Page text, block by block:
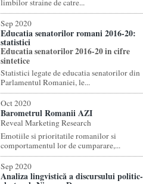
limbilor straine de catre...
Sep 2020
Educatia senatorilor romani 2016-20:
statistici
Educatia senatorilor 2016-20 in cifre
sintetice
Statistici legate de educatia senatorilor din
Parlamentul Romaniei, le...
Oct 2020
Barometrul Romanii AZI
Reveal Marketing Research
Emotiile si prioritatile romanilor si
comportamentul lor de cumparare,...
Sep 2020
Analiza lingvistică a discursului politic-